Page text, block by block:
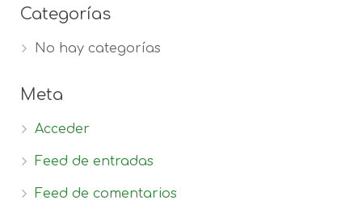
Categorías
No hay categorías
Meta
Acceder
Feed de entradas
Feed de comentarios